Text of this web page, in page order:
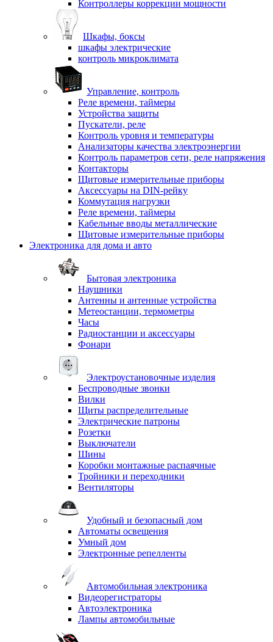
Контроллеры коррекции мощности
Шкафы, боксы
шкафы электрические
контроль микроклимата
Управление, контроль
Реле времени, таймеры
Устройства защиты
Пускатели, реле
Контроль уровня и температуры
Анализаторы качества электроэнергии
Контроль параметров сети, реле напряжения
Контакторы
Щитовые измерительные приборы
Аксессуары на DIN-рейку
Коммутация нагрузки
Реле времени, таймеры
Кабельные вводы металлические
Щитовые измерительные приборы
Электроника для дома и авто
Бытовая электроника
Наушники
Антенны и антенные устройства
Метеостанции, термометры
Часы
Радиостанции и аксессуары
Фонари
Электроустановочные изделия
Беспроводные звонки
Вилки
Щиты распределительные
Электрические патроны
Розетки
Выключатели
Шины
Коробки монтажные распаячные
Тройники и переходники
Вентиляторы
Удобный и безопасный дом
Автоматы освещения
Умный дом
Электронные репелленты
Автомобильная электроника
Видеорегистраторы
Автоэлектроника
Лампы автомобильные